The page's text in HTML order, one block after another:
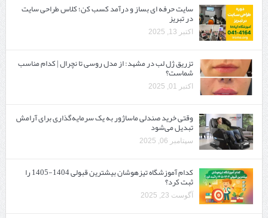
سایت حرفه ‌ای بساز و درآمد کسب کن؛ کلاس طراحی سایت
در تبریز
اکتبر 13, 2025
تزریق ژل لب در مشهد: از مدل روسی تا نچرال | کدام مناسب
شماست؟
اکتبر 01, 2025
وقتی خرید صندلی ماساژور به یک سرمایه‌گذاری برای آرامش
تبدیل می‌شود
سپتامبر 06, 2025
کدام آموزشگاه تیزهوشان بیشترین قبولی 1404-1405 را
ثبت کرد؟
آگوست 23, 2025